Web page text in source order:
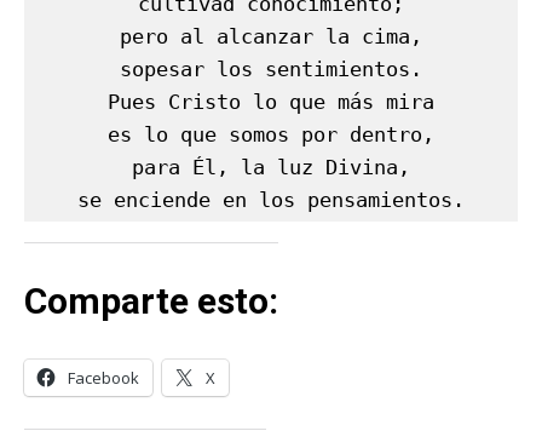
pero al alcanzar la cima,
sopesar los sentimientos.
Pues Cristo lo que más mira
es lo que somos por dentro,
para Él, la luz Divina,
se enciende en los pensamientos.
Comparte esto:
Facebook X